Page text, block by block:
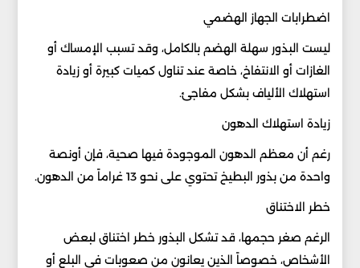
اضطرابات الجهاز الهضمي
ليست البذور سهلة الهضم بالكامل، وقد تسبب الإمساك أو
الغازات أو الانتفاخ، خاصة عند تناول كميات كبيرة أو زيادة
استهلاك الألياف بشكل مفاجئ.
زيادة استهلاك الدهون
رغم أن معظم الدهون الموجودة فيها صحية، فإن أونصة
واحدة من بذور البطيخ تحتوي على نحو 13 غراماً من الدهون.
خطر الاختناق
الرغم صغر حجمها، قد تشكل البذور خطر اختناق لبعض
الأشخاص، خصوصاً الذين يعانون من صعوبات في البلع أو